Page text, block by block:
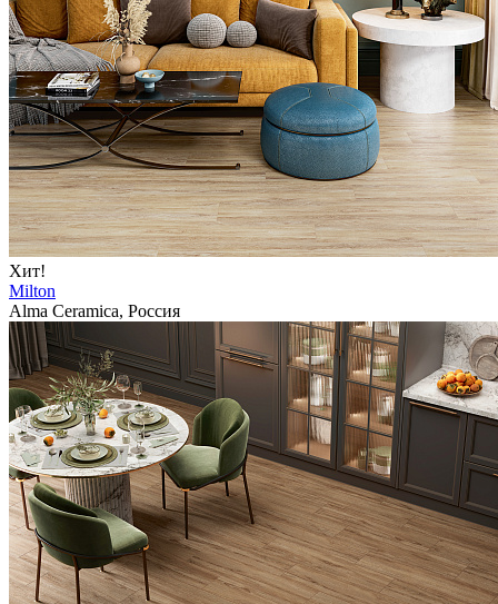
Хит!
Milton
Alma Ceramica, Россия